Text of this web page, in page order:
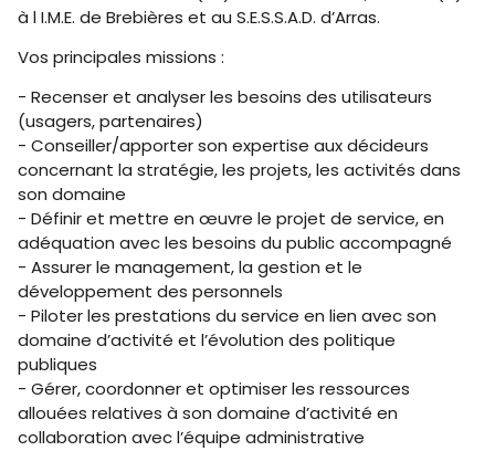
à l I.M.E. de Brebières et au S.E.S.S.A.D. d’Arras.
Vos principales missions :
- Recenser et analyser les besoins des utilisateurs
(usagers, partenaires)
- Conseiller/apporter son expertise aux décideurs
concernant la stratégie, les projets, les activités dans
son domaine
- Définir et mettre en œuvre le projet de service, en
adéquation avec les besoins du public accompagné
- Assurer le management, la gestion et le
développement des personnels
- Piloter les prestations du service en lien avec son
domaine d’activité et l’évolution des politique
publiques
- Gérer, coordonner et optimiser les ressources
allouées relatives à son domaine d’activité en
collaboration avec l’équipe administrative